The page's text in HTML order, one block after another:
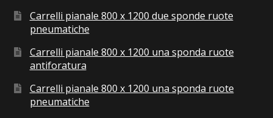
Carrelli pianale 800 x 1200 due sponde ruote
pneumatiche
Carrelli pianale 800 x 1200 una sponda ruote
antiforatura
Carrelli pianale 800 x 1200 una sponda ruote
pneumatiche